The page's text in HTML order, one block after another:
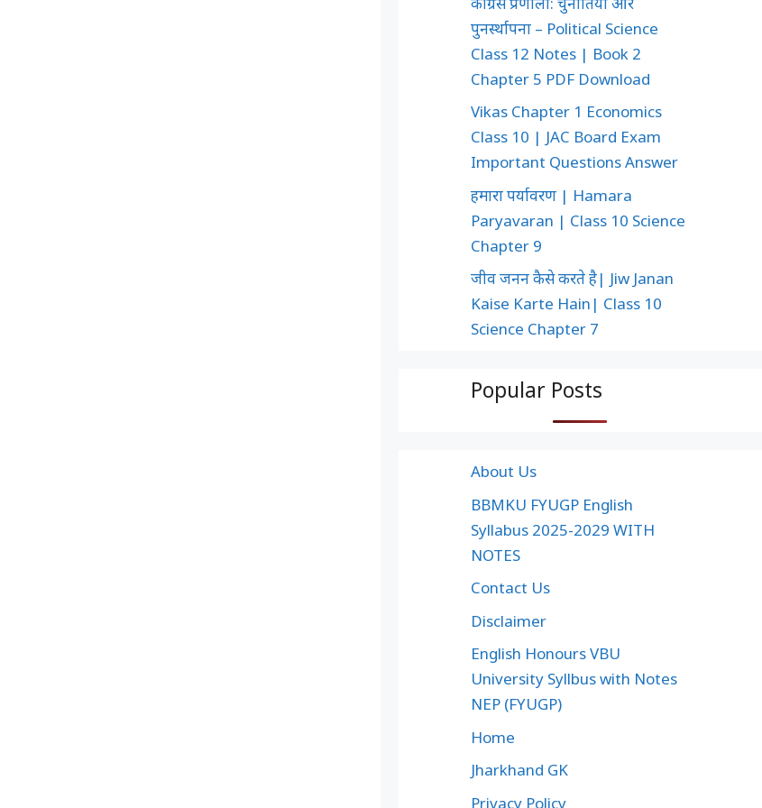
पुनर्स्थापना – Political Science
Class 12 Notes | Book 2
Chapter 5 PDF Download
Vikas Chapter 1 Economics
Class 10 | JAC Board Exam
Important Questions Answer
हमारा पर्यावरण | Hamara
Paryavaran | Class 10 Science
Chapter 9
जीव जनन कैसे करते है| Jiw Janan
Kaise Karte Hain| Class 10
Science Chapter 7
Popular Posts
About Us
BBMKU FYUGP English
Syllabus 2025-2029 WITH
NOTES
Contact Us
Disclaimer
English Honours VBU
University Syllbus with Notes
NEP (FYUGP)
Home
Jharkhand GK
Privacy Policy